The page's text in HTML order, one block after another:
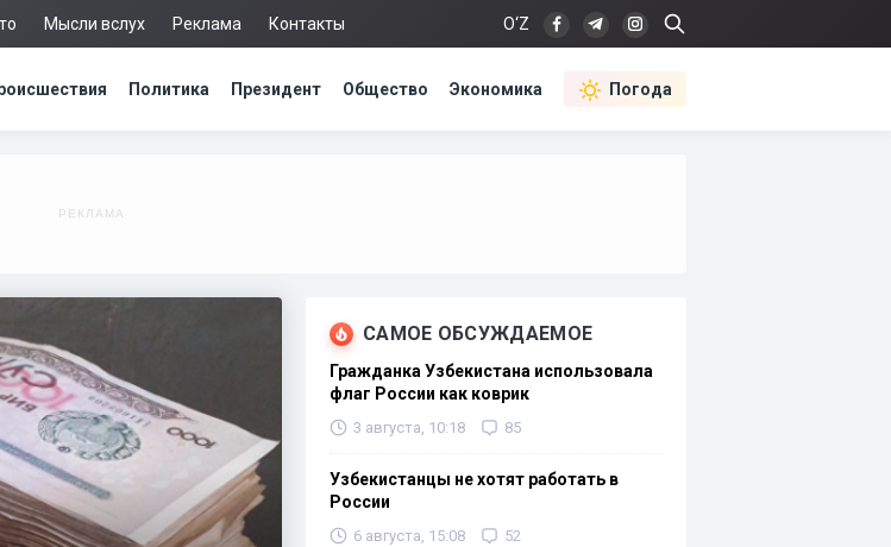
Мысли вслух Реклама Контакты O‘Z
Политика Президент Общество Экономика Погода
САМОЕ ОБСУЖДАЕМОЕ
Гражданка Узбекистана использовала
флаг России как коврик
3 августа, 10:18 85
Узбекистанцы не хотят работать в
России
6 августа, 15:08 52